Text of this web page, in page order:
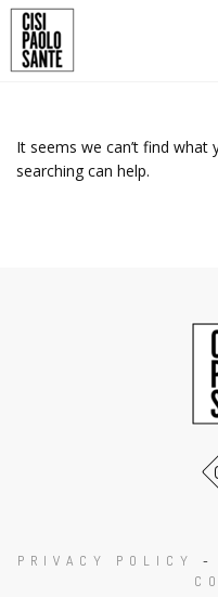
It seems we can’t find what
searching can help.
PRIVACY POLICY -